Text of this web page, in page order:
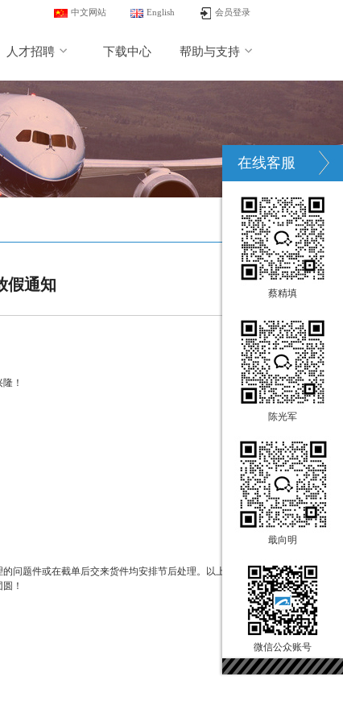
中文网站 English 会员登录
人才招聘 下载中心 帮助与支持
假通知
！
问题件或在截单后交来货件均安排节后处理。以上请知
！
在线客服
蔡精填
陈光军
戢向明
微信公众账号